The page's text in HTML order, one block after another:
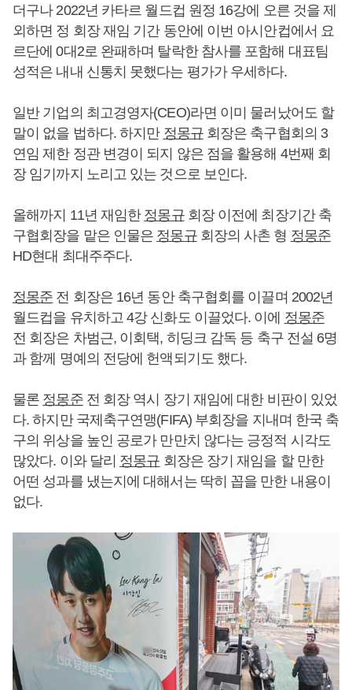
더구나 2022년 카타르 월드컵 원정 16강에 오른 것을 제
외하면 정 회장 재임 기간 동안에 이번 아시안컵에서 요
르단에 0대2로 완패하며 탈락한 참사를 포함해 대표팀
성적은 내내 신통치 못했다는 평가가 우세하다.
일반 기업의 최고경영자(CEO)라면 이미 물러났어도 할
말이 없을 법하다. 하지만 정몽규회장은 축구협회의 3
연임 제한 정관 변경이 되지 않은 점을 활용해 4번째 회
장 임기까지 노리고 있는 것으로 보인다.
올해까지 11년 재임한 정몽규회장 이전에 최장기간 축
구협회장을 맡은 인물은 정몽규회장의 사촌 형 정몽준
HD현대 최대주주다.
정몽준 전 회장은 16년 동안 축구협회를 이끌며 2002년
월드컵을 유치하고 4강 신화도 이끌었다. 이에 정몽준
전 회장은 차범근, 이회택, 히딩크 감독 등 축구 전설 6명
과 함께 명예의 전당에 헌액되기도 했다.
물론 정몽준전 회장 역시 장기 재임에 대한 비판이 있었
다. 하지만 국제축구연맹(FIFA) 부회장을 지내며 한국 축
구의 위상을 높인 공로가 만만치 않다는 긍정적 시각도
많았다. 이와 달리 정몽규 회장은 장기 재임을 할 만한
어떤 성과를 냈는지에 대해서는 딱히 꼽을 만한 내용이
없다.